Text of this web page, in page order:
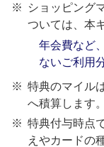
ショッピング
ついては、本
年会費など
ないご利用
特典のマイル
へ積算します。
特典付与時点
えやカードの